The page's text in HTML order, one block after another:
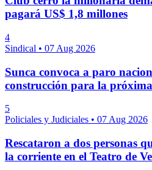
pagará US$ 1,8 millones
4
Sindical • 07 Aug 2026
Sunca convoca a paro
construcción para la
5
Policiales y Judiciales • 07 Aug 2026
Rescataron a dos personas
la corriente en el Teatro de